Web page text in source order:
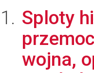
Sploty
wojna,